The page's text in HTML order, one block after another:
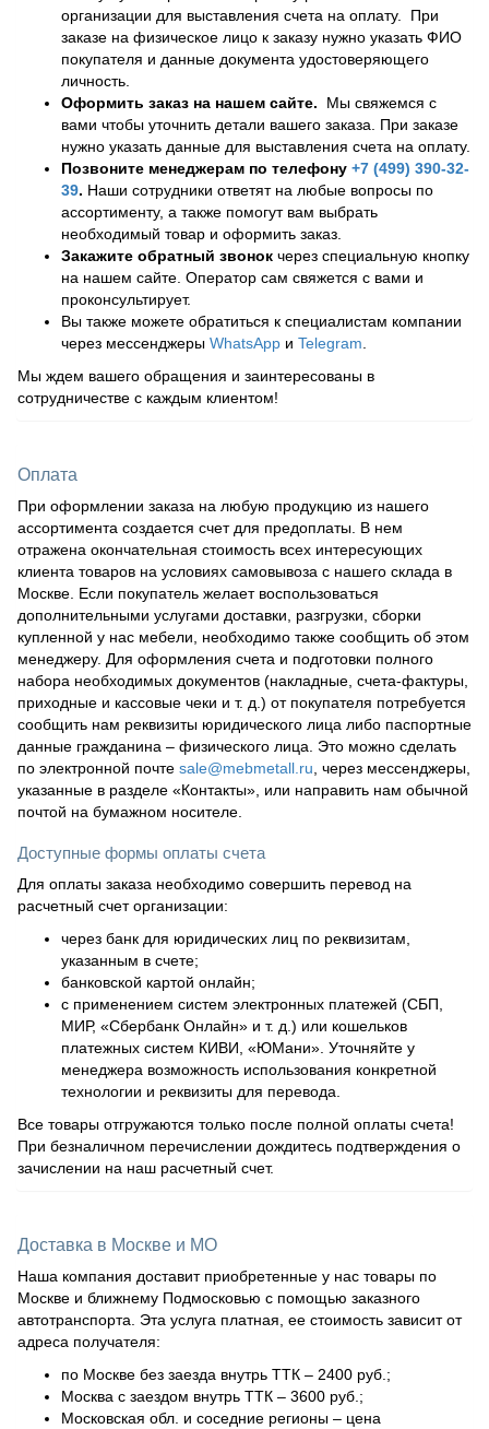
организации для выставления счета на оплату. При
заказе на физическое лицо к заказу нужно указать ФИО
покупателя и данные документа удостоверяющего
личность.
Оформить заказ на нашем сайте. Мы свяжемся с
вами чтобы уточнить детали вашего заказа. При заказе
нужно указать данные для выставления счета на оплату.
Позвоните менеджерам по телефону +7 (499) 390-32-
39. Наши сотрудники ответят на любые вопросы по
ассортименту, а также помогут вам выбрать
необходимый товар и оформить заказ.
Закажите обратный звонок через специальную кнопку
на нашем сайте. Оператор сам свяжется с вами и
проконсультирует.
Вы также можете обратиться к специалистам компании
через мессенджеры WhatsApp и Telegram
Мы ждем вашего обращения и заинтересованы в
сотрудничестве с каждым клиентом!
Оплата
При оформлении заказа на любую продукцию из нашего
ассортимента создается счет для предоплаты. В нем
отражена окончательная стоимость всех интересующих
клиента товаров на условиях самовывоза с нашего склада в
Москве. Если покупатель желает воспользоваться
дополнительными услугами доставки, разгрузки, сборки
купленной у нас мебели, необходимо также сообщить об этом
менеджеру. Для оформления счета и подготовки полного
набора необходимых документов (накладные, счета-фактуры,
приходные и кассовые чеки и т. д.) от покупателя потребуется
сообщить нам реквизиты юридического лица либо паспортные
данные гражданина – физического лица. Это можно сделать
по электронной почте sale@mebmetall.ru , через мессенджеры,
указанные в разделе «Контакты», или направить нам обычной
почтой на бумажном носителе.
Доступные формы оплаты счета
Для оплаты заказа необходимо совершить перевод на
расчетный счет организации:
через банк для юридических лиц по реквизитам,
указанным в счете;
банковской картой онлайн;
с применением систем электронных платежей (СБП,
МИР, «Сбербанк Онлайн» и т. д.) или кошельков
платежных систем КИВИ, «ЮМани». Уточняйте у
менеджера возможность использования конкретной
технологии и реквизиты для перевода.
Все товары отгружаются только после полной оплаты счета!
При безналичном перечислении дождитесь подтверждения о
зачислении на наш расчетный счет.
Доставка в Москве и МО
Наша компания доставит приобретенные у нас товары по
Москве и ближнему Подмосковью с помощью заказного
автотранспорта. Эта услуга платная, ее стоимость зависит от
адреса получателя:
по Москве без заезда внутрь ТТК – 2400 руб.;
Москва с заездом внутрь ТТК – 3600 руб.;
Московская обл. и соседние регионы – цена